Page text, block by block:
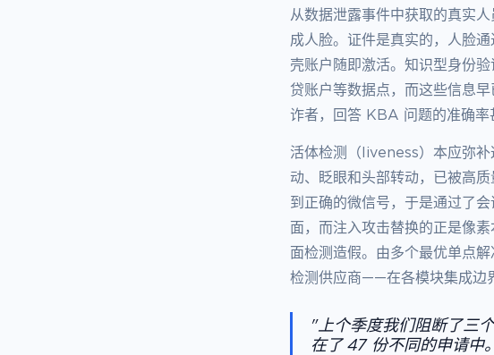
从数据泄露事件中获取的真实
成人脸。证件是真实的，人脸
壳账户随即激活。知识型身份
贷账户等数据点，而这些信息
诈者，回答 KBA 问题的准确率
活体检测（liveness）本应弥
动、眨眼和头部转动，已被高
到正确的微信号，于是通过了
面，而注入攻击替换的正是像
面检测造假。由多个最优单点
检测供应商——在各模块集成边
"上个季度我们阻断了三
在了 47 份不同的申请